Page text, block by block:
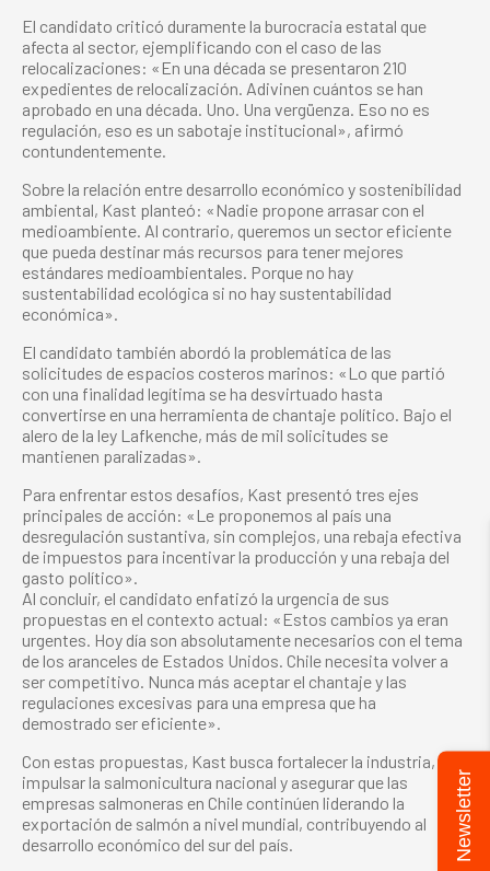
El candidato criticó duramente la burocracia estatal que
afecta al sector, ejemplificando con el caso de las
relocalizaciones: «En una década se presentaron 210
expedientes de relocalización. Adivinen cuántos se han
aprobado en una década. Uno. Una vergüenza. Eso no es
regulación, eso es un sabotaje institucional», afirmó
contundentemente.
Sobre la relación entre desarrollo económico y sostenibilidad
ambiental, Kast planteó: «Nadie propone arrasar con el
medioambiente. Al contrario, queremos un sector eficiente
que pueda destinar más recursos para tener mejores
estándares medioambientales. Porque no hay
sustentabilidad ecológica si no hay sustentabilidad
económica».
El candidato también abordó la problemática de las
solicitudes de espacios costeros marinos: «Lo que partió
con una finalidad legítima se ha desvirtuado hasta
convertirse en una herramienta de chantaje político. Bajo el
alero de la ley Lafkenche, más de mil solicitudes se
mantienen paralizadas».
Para enfrentar estos desafíos, Kast presentó tres ejes
principales de acción: «Le proponemos al país una
desregulación sustantiva, sin complejos, una rebaja efectiva
de impuestos para incentivar la producción y una rebaja del
gasto político».
Al concluir, el candidato enfatizó la urgencia de sus
propuestas en el contexto actual: «Estos cambios ya eran
urgentes. Hoy día son absolutamente necesarios con el tema
de los aranceles de Estados Unidos. Chile necesita volver a
ser competitivo. Nunca más aceptar el chantaje y las
regulaciones excesivas para una empresa que ha
demostrado ser eficiente».
Con estas propuestas, Kast busca fortalecer la industria,
impulsar la salmonicultura nacional y asegurar que las
empresas salmoneras en Chile continúen liderando la
exportación de salmón a nivel mundial, contribuyendo al
desarrollo económico del sur del país.
Newsletter